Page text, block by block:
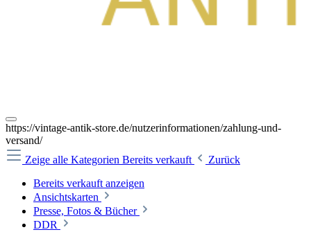
https://vintage-antik-store.de/nutzerinformationen/zahlung-und-
versand/
Zeige alle Kategorien Bereits verkauft
Zurück
Bereits verkauft anzeigen
Ansichtskarten
Presse, Fotos & Bücher
DDR